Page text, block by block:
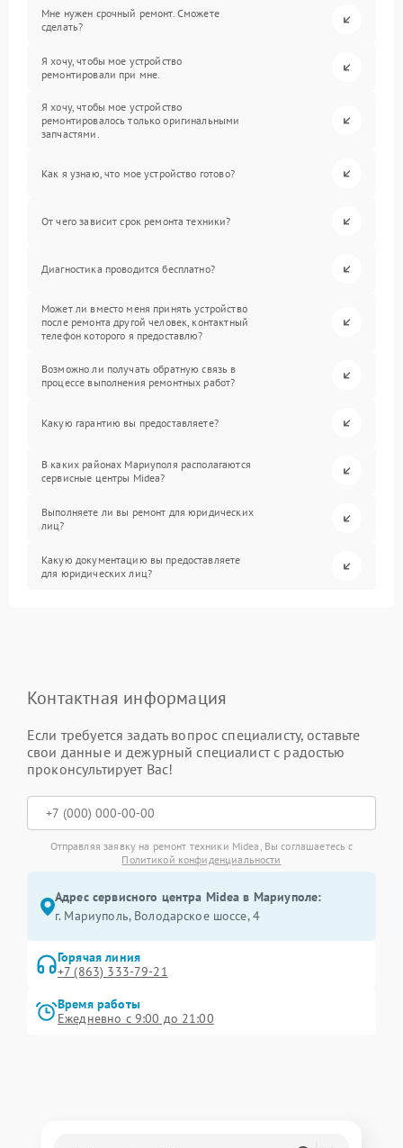
Мне нужен срочный ремонт. Сможете
сделать?
Я хочу, чтобы мое устройство
ремонтировали при мне.
Я хочу, чтобы мое устройство
ремонтировалось только оригинальными
запчастями.
Как я узнаю, что мое устройство готово?
От чего зависит срок ремонта техники?
Диагностика проводится бесплатно?
Может ли вместо меня принять устройство
после ремонта другой человек, контактный
телефон которого я предоставлю?
Возможно ли получать обратную связь в
процессе выполнения ремонтных работ?
Какую гарантию вы предоставляете?
В каких районах Мариуполя располагаются
сервисные центры Midea?
Выполняете ли вы ремонт для юридических
лиц?
Какую документацию вы предоставляете
для юридических лиц?
Контактная информация
Если требуется задать вопрос специалисту, оставьте
свои данные и дежурный специалист с радостью
проконсультирует Вас!
Отправляя заявку на ремонт техники Midea, Вы соглашаетесь с
Политикой конфиденциальности
Адрес сервисного центра Midea в Мариуполе:
г. Мариуполь, Володарское шоссе, 4
Горячая линия
+7 (863) 333-79-21
Время работы
Ежедневно с 9:00 до 21:00